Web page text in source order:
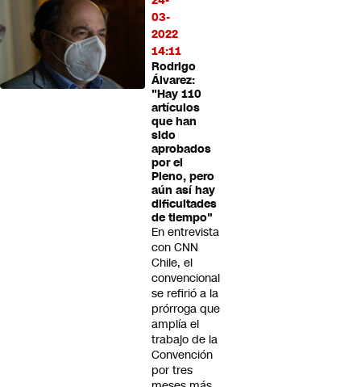
03-
2022
14:11
Rodrigo
Álvarez:
"Hay 110
artículos
que han
sido
aprobados
por el
Pleno, pero
aún así hay
dificultades
de tiempo"
En entrevista
con CNN
Chile, el
convencional
se refirió a la
prórroga que
amplía el
trabajo de la
Convención
por tres